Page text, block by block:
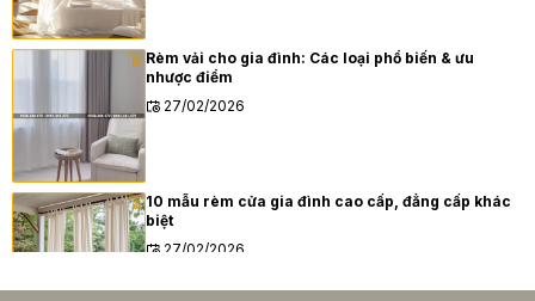
Rèm vải cho gia đình: Các loại phổ biến & ưu
nhược điểm
27/02/2026
10 mẫu rèm cửa gia đình cao cấp, đẳng cấp khác
biệt
27/02/2026